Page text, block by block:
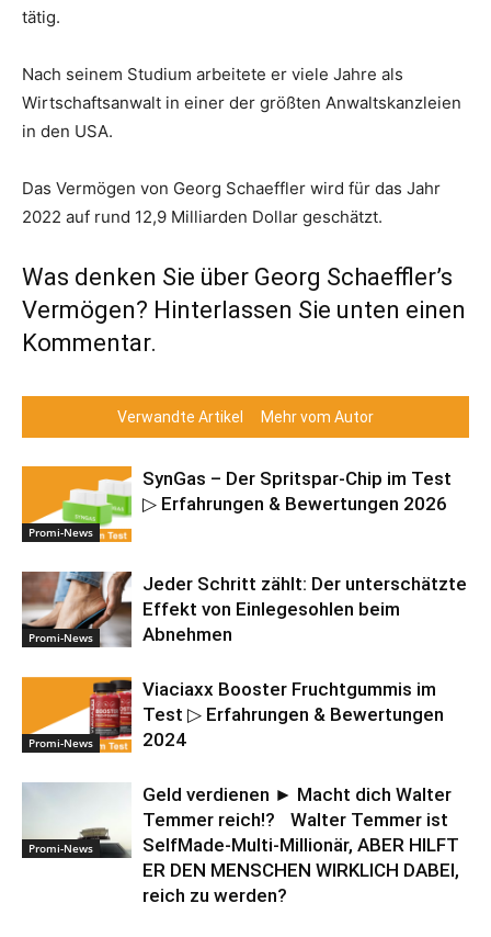
tätig.
Nach seinem Studium arbeitete er viele Jahre als
Wirtschaftsanwalt in einer der größten Anwaltskanzleien
in den USA.
Das Vermögen von Georg Schaeffler wird für das Jahr
2022 auf rund 12,9 Milliarden Dollar geschätzt.
Was denken Sie über Georg Schaeffler’s
Vermögen? Hinterlassen Sie unten einen
Kommentar.
Verwandte Artikel Mehr vom Autor
Promi-News
SynGas – Der Spritspar-Chip im Test
▷ Erfahrungen & Bewertungen 2026
Promi-News
Jeder Schritt zählt: Der unterschätzte
Effekt von Einlegesohlen beim
Abnehmen
Promi-News
Viaciaxx Booster Fruchtgummis im
Test ▷ Erfahrungen & Bewertungen
2024
Promi-News
Geld verdienen ► Macht dich Walter
Temmer reich!? Walter Temmer ist
SelfMade-Multi-Millionär, ABER HILFT
ER DEN MENSCHEN WIRKLICH DABEI,
reich zu werden?